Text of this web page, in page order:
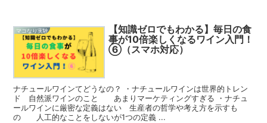
マコなり実験
【知識ゼロでもわかる】毎日の食
事が10倍楽しくなるワイン入門！
⑥（スマホ対応）
ナチュールワインてどうなの？ ・ナチュールワインは世界的トレン
ド 自然派ワインのこと あまりマーケティングすぎる ・ナチュ
ールワインに厳密な定義はない 生産者の哲学や考え方を示すも
の 人工的なことをしないが1つの定義 ...